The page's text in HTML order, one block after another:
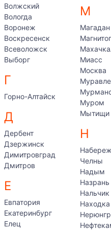
Волжский
Вологда
Воронеж
Воскресенск
Всеволожск
Выборг
Г
Горно-Алтайск
Д
Дербент
Дзержинск
Димитровград
Дмитров
Е
Евпатория
Екатеринбург
Елец
М
Магадан
Миасс
Москва
Муром
Мытищи
Н
Челны
Надым
Назрань
Нальчик
Находка